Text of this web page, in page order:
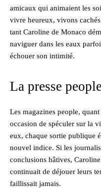
amicaux qui animaient les
vivre heureux, vivons
tant Caroline de Monaco
naviguer dans les eaux
échouer son intimité.
La presse
Les magazines people,
occasion de spéculer sur la
eux, chaque sortie publique
nouvel indice. Si les
conclusions hâtives,
continuait de déjouer leurs
faillissait jamais.